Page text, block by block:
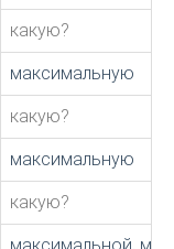
какую?
максимальную
какую?
максимальную
какую?